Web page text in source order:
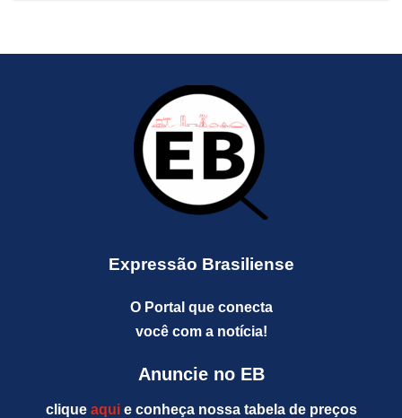
Expressão Brasiliense
O Portal que conecta
você com a notícia!
Anuncie no EB
clique aquie conheça nossa tabela de preços